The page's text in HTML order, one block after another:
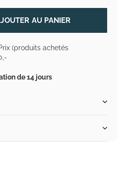
AU PANIER
(produits achetés
de 14 jours